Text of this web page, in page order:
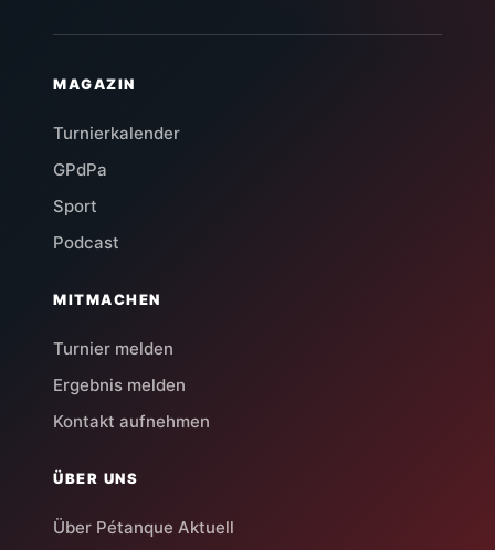
MAGAZIN
Turnierkalender
GPdPa
Sport
Podcast
MITMACHEN
Turnier melden
Ergebnis melden
Kontakt aufnehmen
ÜBER UNS
Über Pétanque Aktuell